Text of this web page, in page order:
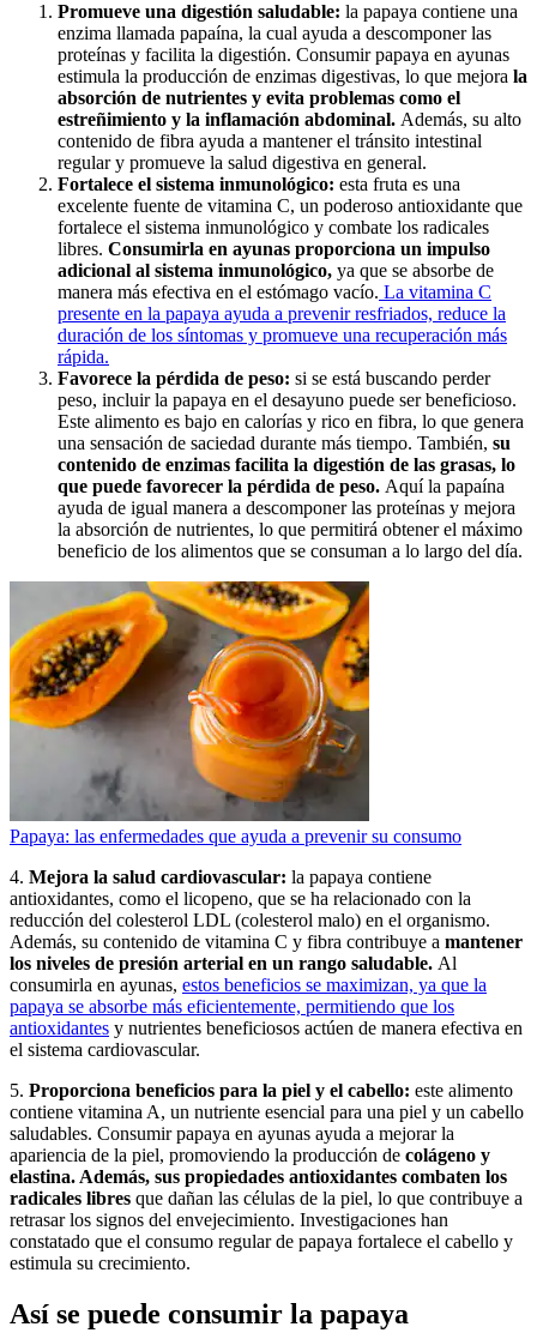
Promueve una digestión saludable: la papaya contiene una
enzima llamada papaína, la cual ayuda a descomponer las
proteínas y facilita la digestión. Consumir papaya en ayunas
estimula la producción de enzimas digestivas, lo que mejora la
absorción de nutrientes y evita problemas como el
estreñimiento y la inflamación abdominal. Además, su alto
contenido de fibra ayuda a mantener el tránsito intestinal
regular y promueve la salud digestiva en general.
Fortalece el sistema inmunológico: esta fruta es una
excelente fuente de vitamina C, un poderoso antioxidante que
fortalece el sistema inmunológico y combate los radicales
libres. Consumirla en ayunas proporciona un impulso
adicional al sistema inmunológico, ya que se absorbe de
manera más efectiva en el estómago vacío. La vitamina C
presente en la papaya ayuda a prevenir resfriados, reduce la
duración de los síntomas y promueve una recuperación más
rápida.
Favorece la pérdida de peso: si se está buscando perder
peso, incluir la papaya en el desayuno puede ser beneficioso.
Este alimento es bajo en calorías y rico en fibra, lo que genera
una sensación de saciedad durante más tiempo. También, su
contenido de enzimas facilita la digestión de las grasas, lo
que puede favorecer la pérdida de peso. Aquí la papaína
ayuda de igual manera a descomponer las proteínas y mejora
la absorción de nutrientes, lo que permitirá obtener el máximo
beneficio de los alimentos que se consuman a lo largo del día.
Papaya: las enfermedades que ayuda a prevenir su consumo
4. Mejora la salud cardiovascular: la papaya contiene
antioxidantes, como el licopeno, que se ha relacionado con la
reducción del colesterol LDL (colesterol malo) en el organismo.
Además, su contenido de vitamina C y fibra contribuye a mantener
los niveles de presión arterial en un rango saludable. Al
consumirla en ayunas, estos beneficios se maximizan, ya que la
papaya se absorbe más eficientemente, permitiendo que los
antioxidantes y nutrientes beneficiosos actúen de manera efectiva en
el sistema cardiovascular.
5. Proporciona beneficios para la piel y el cabello: este alimento
contiene vitamina A, un nutriente esencial para una piel y un cabello
saludables. Consumir papaya en ayunas ayuda a mejorar la
apariencia de la piel, promoviendo la producción de colágeno y
elastina. Además, sus propiedades antioxidantes combaten los
radicales libres que dañan las células de la piel, lo que contribuye a
retrasar los signos del envejecimiento. Investigaciones han
constatado que el consumo regular de papaya fortalece el cabello y
estimula su crecimiento.
Así se puede consumir la papaya